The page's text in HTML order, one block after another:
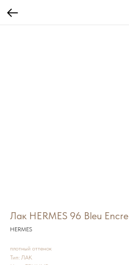
Лак HERMES 96 Bleu Encre
HERMES
плотный оттенок
Тип: ЛАК